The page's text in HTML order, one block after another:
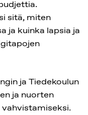
sitä, miten
ja kuinka lapsia ja
ja Tiedekoulun
ja nuorten